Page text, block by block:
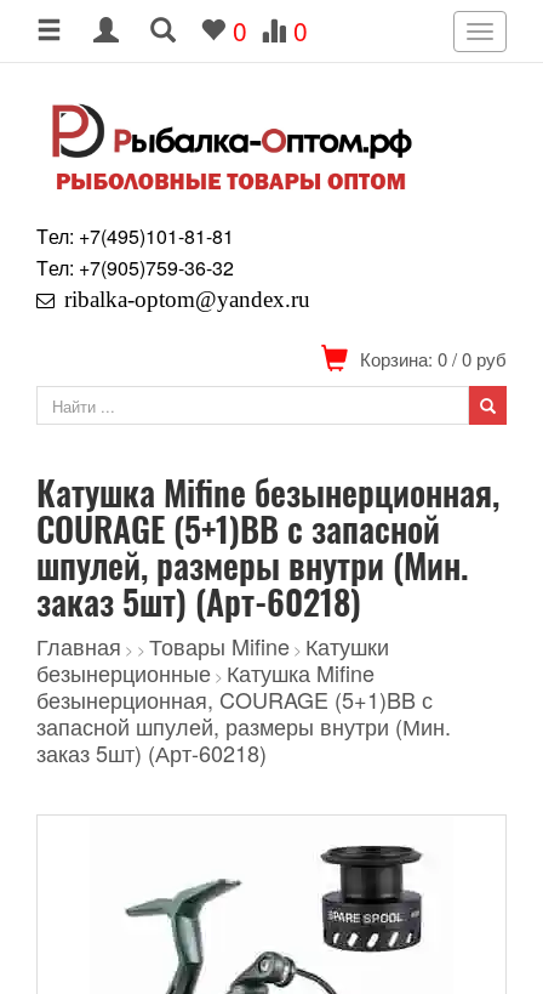
0 0
Toggle
Tел: +7(495)101-81-81
Tел: +7(905)759-36-32
ribalka-optom@yandex.ru
Корзина: 0/0 руб
Катушка Mifine безынерционная,
COURAGE (5+1)BB с запасной
шпулей, размеры внутри (Мин.
заказ 5шт) (Арт-60218)
Главная > > Товары Mifine > Катушки
безынерционные > Катушка Mifine
безынерционная, COURAGE (5+1)BB с
запасной шпулей, размеры внутри (Мин.
заказ 5шт) (Арт-60218)